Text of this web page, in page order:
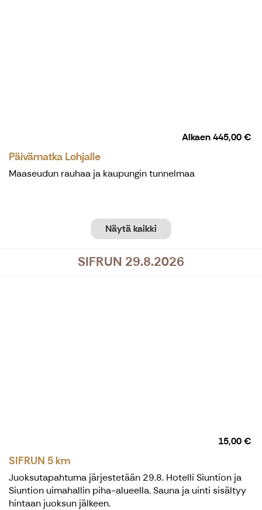
Alkaen445,00 €
Päivämatka Lohjalle
Maaseudun rauhaa ja kaupungin tunnelmaa
Näytä kaikki
SIFRUN 29.8.2026
15,00 €
SIFRUN 5 km
Juoksutapahtuma järjestetään 29.8. Hotelli Siuntion ja
Siuntion uimahallin piha-alueella. Sauna ja uinti sisältyy
hintaan juoksun jälkeen.